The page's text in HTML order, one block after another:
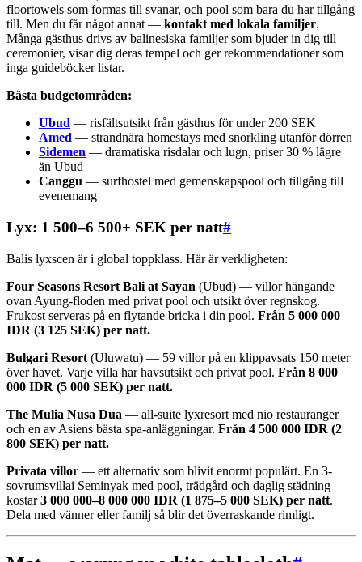
floortowels som formas till svanar, och pool som bara du har tillgång
till. Men du får något annat — kontakt med lokala familjer.
Många gästhus drivs av balinesiska familjer som bjuder in dig till
ceremonier, visar dig deras tempel och ger rekommendationer som
inga guideböcker listar.
Bästa budgetområden:
Ubud — risfältsutsikt från gästhus för under 200 SEK
Amed — strandnära homestays med snorkling utanför dörren
Sidemen — dramatiska risdalar och lugn, priser 30 % lägre
än Ubud
Canggu — surfhostel med gemenskapspool och tillgång till
evenemang
Lyx: 1 500–6 500+ SEK per natt#
Balis lyxscen är i global toppklass. Här är verkligheten:
Four Seasons Resort Bali at Sayan (Ubud) — villor hängande
ovan Ayung-floden med privat pool och utsikt över regnskog.
Frukost serveras på en flytande bricka i din pool. Från 5 000 000
IDR (3 125 SEK) per natt.
Bulgari Resort (Uluwatu) — 59 villor på en klippavsats 150 meter
över havet. Varje villa har havsutsikt och privat pool. Från 8 000
000 IDR (5 000 SEK) per natt.
The Mulia Nusa Dua — all-suite lyxresort med nio restauranger
och en av Asiens bästa spa-anläggningar. Från 4 500 000 IDR (2
800 SEK) per natt.
Privata villor — ett alternativ som blivit enormt populärt. En 3-
sovrumsvillai Seminyak med pool, trädgård och daglig städning
kostar3 000 000–8 000 000 IDR (1 875–5 000 SEK) per natt.
Dela med vänner eller familj så blir det överraskande rimligt.